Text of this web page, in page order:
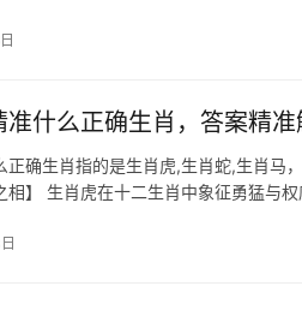
什么正确生肖，答案精准
正确生肖指的是生肖虎,生肖蛇,生肖马
相】 生肖虎在十二生肖中象征勇猛与